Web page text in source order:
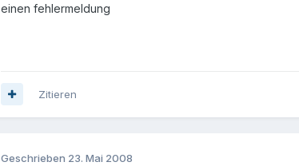
einen fehlermeldung
Zitieren
Geschrieben 23. Mai 2008